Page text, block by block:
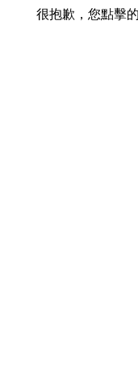
很抱歉，您點擊